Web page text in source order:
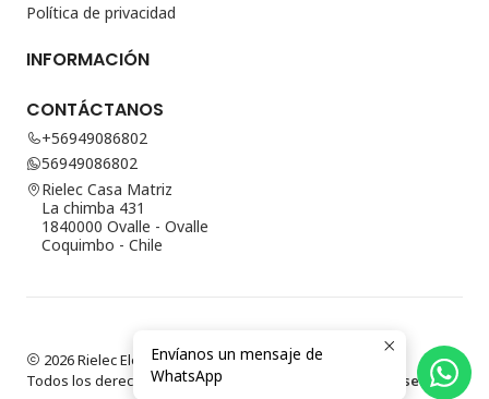
Política de privacidad
INFORMACIÓN
CONTÁCTANOS
+56949086802
56949086802
Rielec Casa Matriz
La chimba 431
1840000 Ovalle - Ovalle
Coquimbo - Chile
2026 Rielec Electricidad.
Todos los derechos reservados.
Desarrollado por Jumpseller.
Envíanos un mensaje de
WhatsApp